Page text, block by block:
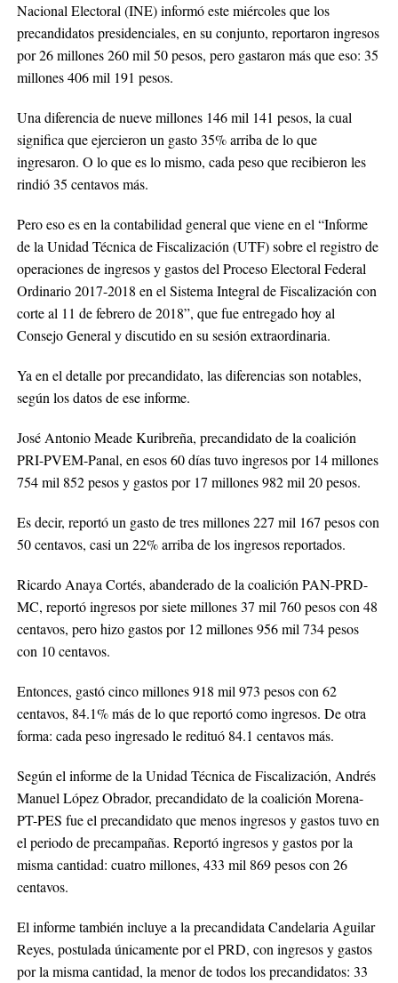
Nacional Electoral (INE) informó este miércoles que los
precandidatos presidenciales, en su conjunto, reportaron ingresos
por 26 millones 260 mil 50 pesos, pero gastaron más que eso: 35
millones 406 mil 191 pesos.
Una diferencia de nueve millones 146 mil 141 pesos, la cual
significa que ejercieron un gasto 35% arriba de lo que
ingresaron. O lo que es lo mismo, cada peso que recibieron les
rindió 35 centavos más.
Pero eso es en la contabilidad general que viene en el “Informe
de la Unidad Técnica de Fiscalización (UTF) sobre el registro de
operaciones de ingresos y gastos del Proceso Electoral Federal
Ordinario 2017-2018 en el Sistema Integral de Fiscalización con
corte al 11 de febrero de 2018”, que fue entregado hoy al
Consejo General y discutido en su sesión extraordinaria.
Ya en el detalle por precandidato, las diferencias son notables,
según los datos de ese informe.
José Antonio Meade Kuribreña, precandidato de la coalición
PRI-PVEM-Panal, en esos 60 días tuvo ingresos por 14 millones
754 mil 852 pesos y gastos por 17 millones 982 mil 20 pesos.
Es decir, reportó un gasto de tres millones 227 mil 167 pesos con
50 centavos, casi un 22% arriba de los ingresos reportados.
Ricardo Anaya Cortés, abanderado de la coalición PAN-PRD-
MC, reportó ingresos por siete millones 37 mil 760 pesos con 48
centavos, pero hizo gastos por 12 millones 956 mil 734 pesos
con 10 centavos.
Entonces, gastó cinco millones 918 mil 973 pesos con 62
centavos, 84.1% más de lo que reportó como ingresos. De otra
forma: cada peso ingresado le redituó 84.1 centavos más.
Según el informe de la Unidad Técnica de Fiscalización, Andrés
Manuel López Obrador, precandidato de la coalición Morena-
PT-PES fue el precandidato que menos ingresos y gastos tuvo en
el periodo de precampañas. Reportó ingresos y gastos por la
misma cantidad: cuatro millones, 433 mil 869 pesos con 26
centavos.
El informe también incluye a la precandidata Candelaria Aguilar
Reyes, postulada únicamente por el PRD, con ingresos y gastos
por la misma cantidad, la menor de todos los precandidatos: 33